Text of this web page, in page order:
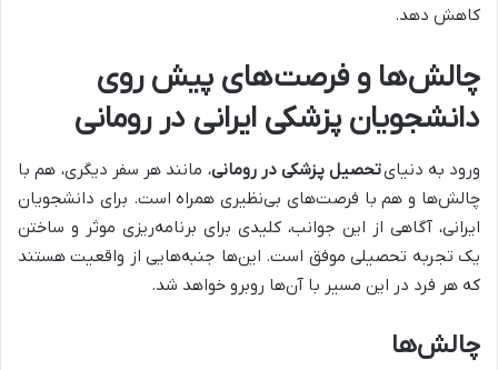
کاهش دهد.
چالش‌ها و فرصت‌های پیش روی
دانشجویان پزشکی ایرانی در رومانی
ورود به دنیایتحصیل پزشکی در رومانی، مانند هر سفر دیگری، هم با
چالش‌ها و هم با فرصت‌های بی‌نظیری همراه است. برای دانشجویان
ایرانی، آگاهی از این جوانب، کلیدی برای برنامه‌ریزی موثر و ساختن
یک تجربه تحصیلی موفق است. این‌ها جنبه‌هایی از واقعیت هستند
که هر فرد در این مسیر با آن‌ها روبرو خواهد شد.
چالش‌ها